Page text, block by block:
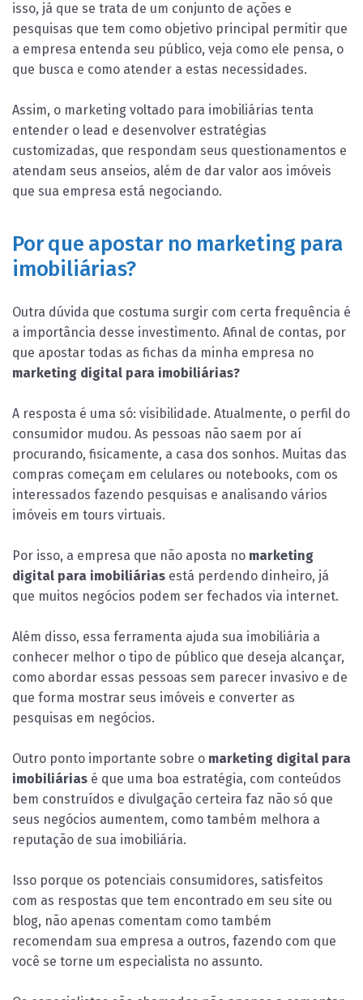
isso, já que se trata de um conjunto de ações e
pesquisas que tem como objetivo principal permitir que
a empresa entenda seu público, veja como ele pensa, o
que busca e como atender a estas necessidades.
Assim, o marketing voltado para imobiliárias tenta
entender o lead e desenvolver estratégias
customizadas, que respondam seus questionamentos e
atendam seus anseios, além de dar valor aos imóveis
que sua empresa está negociando.
Por que apostar no marketing para
imobiliárias?
Outra dúvida que costuma surgir com certa frequência é
a importância desse investimento. Afinal de contas, por
que apostar todas as fichas da minha empresa no
marketing digital para imobiliárias?
A resposta é uma só: visibilidade. Atualmente, o perfil do
consumidor mudou. As pessoas não saem por aí
procurando, fisicamente, a casa dos sonhos. Muitas das
compras começam em celulares ou notebooks, com os
interessados fazendo pesquisas e analisando vários
imóveis em tours virtuais.
Por isso, a empresa que não aposta no marketing
digital para imobiliárias está perdendo dinheiro, já
que muitos negócios podem ser fechados via internet.
Além disso, essa ferramenta ajuda sua imobiliária a
conhecer melhor o tipo de público que deseja alcançar,
como abordar essas pessoas sem parecer invasivo e de
que forma mostrar seus imóveis e converter as
pesquisas em negócios.
Outro ponto importante sobre o marketing digital para
imobiliárias é que uma boa estratégia, com conteúdos
bem construídos e divulgação certeira faz não só que
seus negócios aumentem, como também melhora a
reputação de sua imobiliária.
Isso porque os potenciais consumidores, satisfeitos
com as respostas que tem encontrado em seu site ou
blog, não apenas comentam como também
recomendam sua empresa a outros, fazendo com que
você se torne um especialista no assunto.